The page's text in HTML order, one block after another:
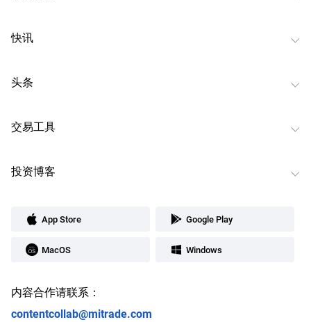
快讯
头条
交易工具
投资博客
App Store Google Play
MacOS Windows
内容合作请联系：
contentcollab@mitrade.com